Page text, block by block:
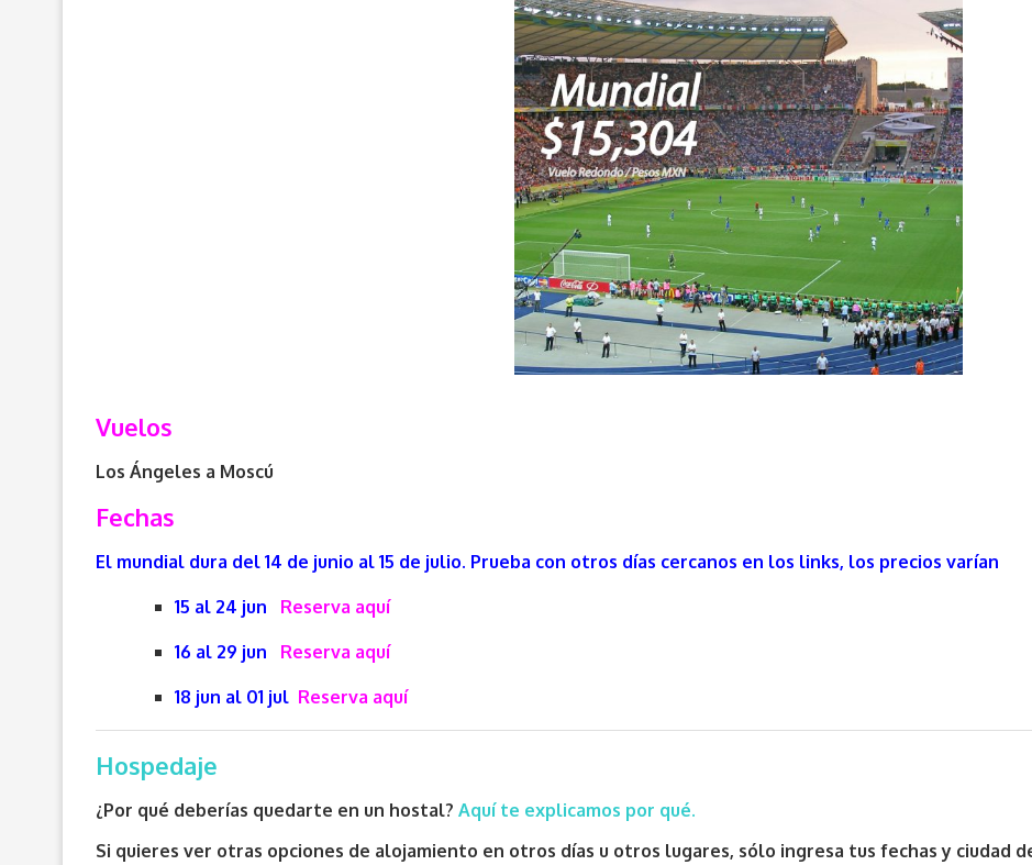
Vuelos
Los Ángeles a Moscú
Fechas
El mundial dura del 14 de junio al 15 de julio. Prueba con otros días cercanos en los links, los precios varían
15 al 24 jun Reserva aquí
16 al 29 jun Reserva aquí
18 jun al 01 jul Reserva aquí
Hospedaje
¿Por qué deberías quedarte en un hostal? Aquí te explicamos por qué.
Si quieres ver otras opciones de alojamiento en otros días u otros lugares, sólo ingresa tus fechas y ciudad